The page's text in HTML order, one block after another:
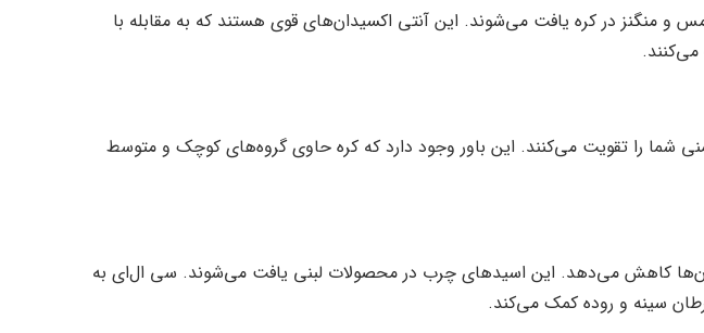
و منگنز در کره یافت می‌شوند. این آنتی اکسیدان‌های قوی هستند که به مقابله با
شما را تقویت می‌کنند. این باور وجود دارد که کره حاوی گروه‌های کوچک و متوسط
کاهش می‌دهد. این اسید‌های چرب در محصولات لبنی یافت می‌شوند. سی ال‌ای به
سینه و روده کمک می‌کند.